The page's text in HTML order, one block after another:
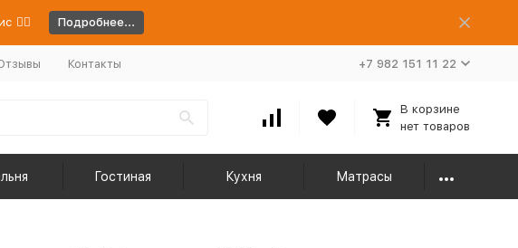
👉🏻 Подробнее...
Контакты +7 982 151 11 22
В корзине
нет товаров
Гостиная Кухня Матрасы